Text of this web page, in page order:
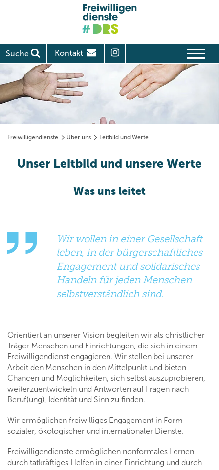
Suche Kontakt
Freiwilligendienste Über uns Leitbild und Werte
Unser Leitbild und unsere Werte
Was uns leitet
Wir wollen in einer Gesellschaft
leben, in der bürgerschaftliches
Engagement und solidarisches
Handeln für jeden Menschen
selbstverständlich sind.
Orientiert an unserer Vision begleiten wir als christlicher
Träger Menschen und Einrichtungen, die sich in einem
Freiwilligendienst engagieren. Wir stellen bei unserer
Arbeit den Menschen in den Mittelpunkt und bieten
Chancen und Möglichkeiten, sich selbst auszuprobieren,
weiterzuentwickeln und Antworten auf Fragen nach
Beruf(ung), Identität und Sinn zu finden.
Wir ermöglichen freiwilliges Engagement in Form
sozialer, ökologischer und internationaler Dienste.
Freiwilligendienste ermöglichen nonformales Lernen
durch tatkräftiges Helfen in einer Einrichtung und durch